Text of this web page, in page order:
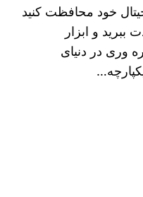
خود محافظت کنید
ببرید و ابزار
وری در دنیای